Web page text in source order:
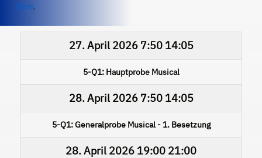
IServ.
27. April 20267:50 14:05
5-Q1: Hauptprobe Musical
28. April 20267:50 14:05
5-Q1: Generalprobe Musical - 1. Besetzung
28. April 2026 19:00 21:00